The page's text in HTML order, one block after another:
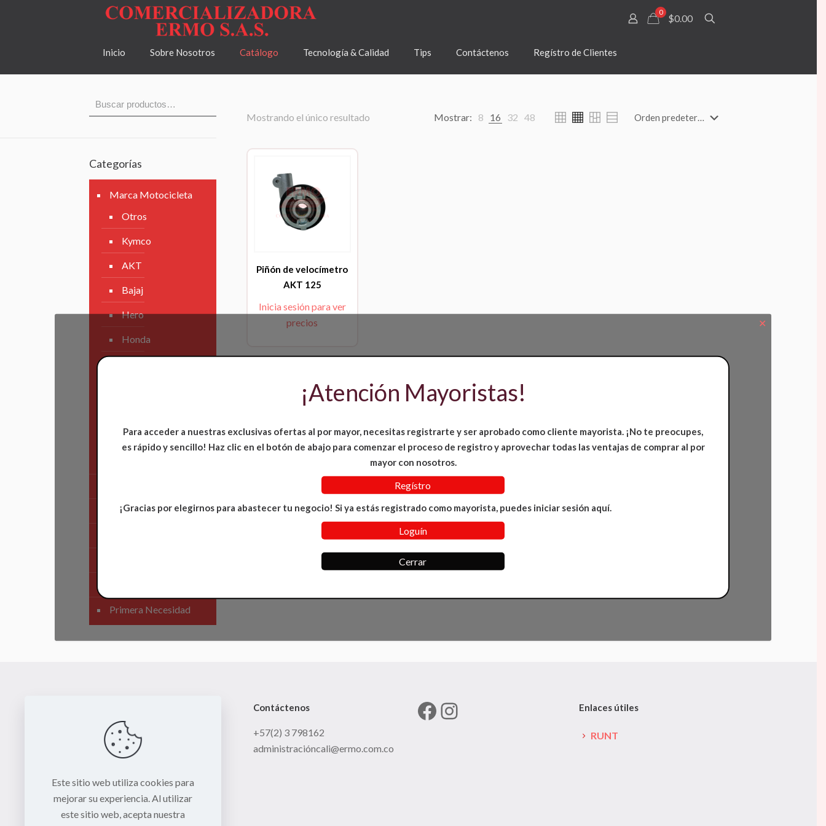
0
$0.00
Inicio Sobre Nosotros Catálogo Tecnología & Calidad Tips Contáctenos Regístro de Clientes
Mostrando el único resultado Mostrar: 8 16 32 48
Piñón de velocímetro
AKT 125
Inicia sesión para ver
precios
Categorías
Marca Motocicleta
Otros
Kymco
AKT
Bajaj
Hero
Honda
TVS
Partes de Motor
Primera Necesidad
Contáctenos
+57(2) 3 798162
administracióncali@ermo.com.co
Facebook
Instagram Enlaces útiles
RUNT
✕
¡Atención Mayoristas!
Para acceder a nuestras exclusivas ofertas al por mayor, necesitas registrarte y ser aprobado como cliente mayorista. ¡No te preocupes,
es rápido y sencillo! Haz clic en el botón de abajo para comenzar el proceso de registro y aprovechar todas las ventajas de comprar al por
mayor con nosotros.
Regístro
¡Gracias por elegirnos para abastecer tu negocio! Si ya estás registrado como mayorista, puedes iniciar sesión aquí.
Loguín
Cerrar
Este sitio web utiliza cookies para
mejorar su experiencia. Al utilizar
este sitio web, acepta nuestra